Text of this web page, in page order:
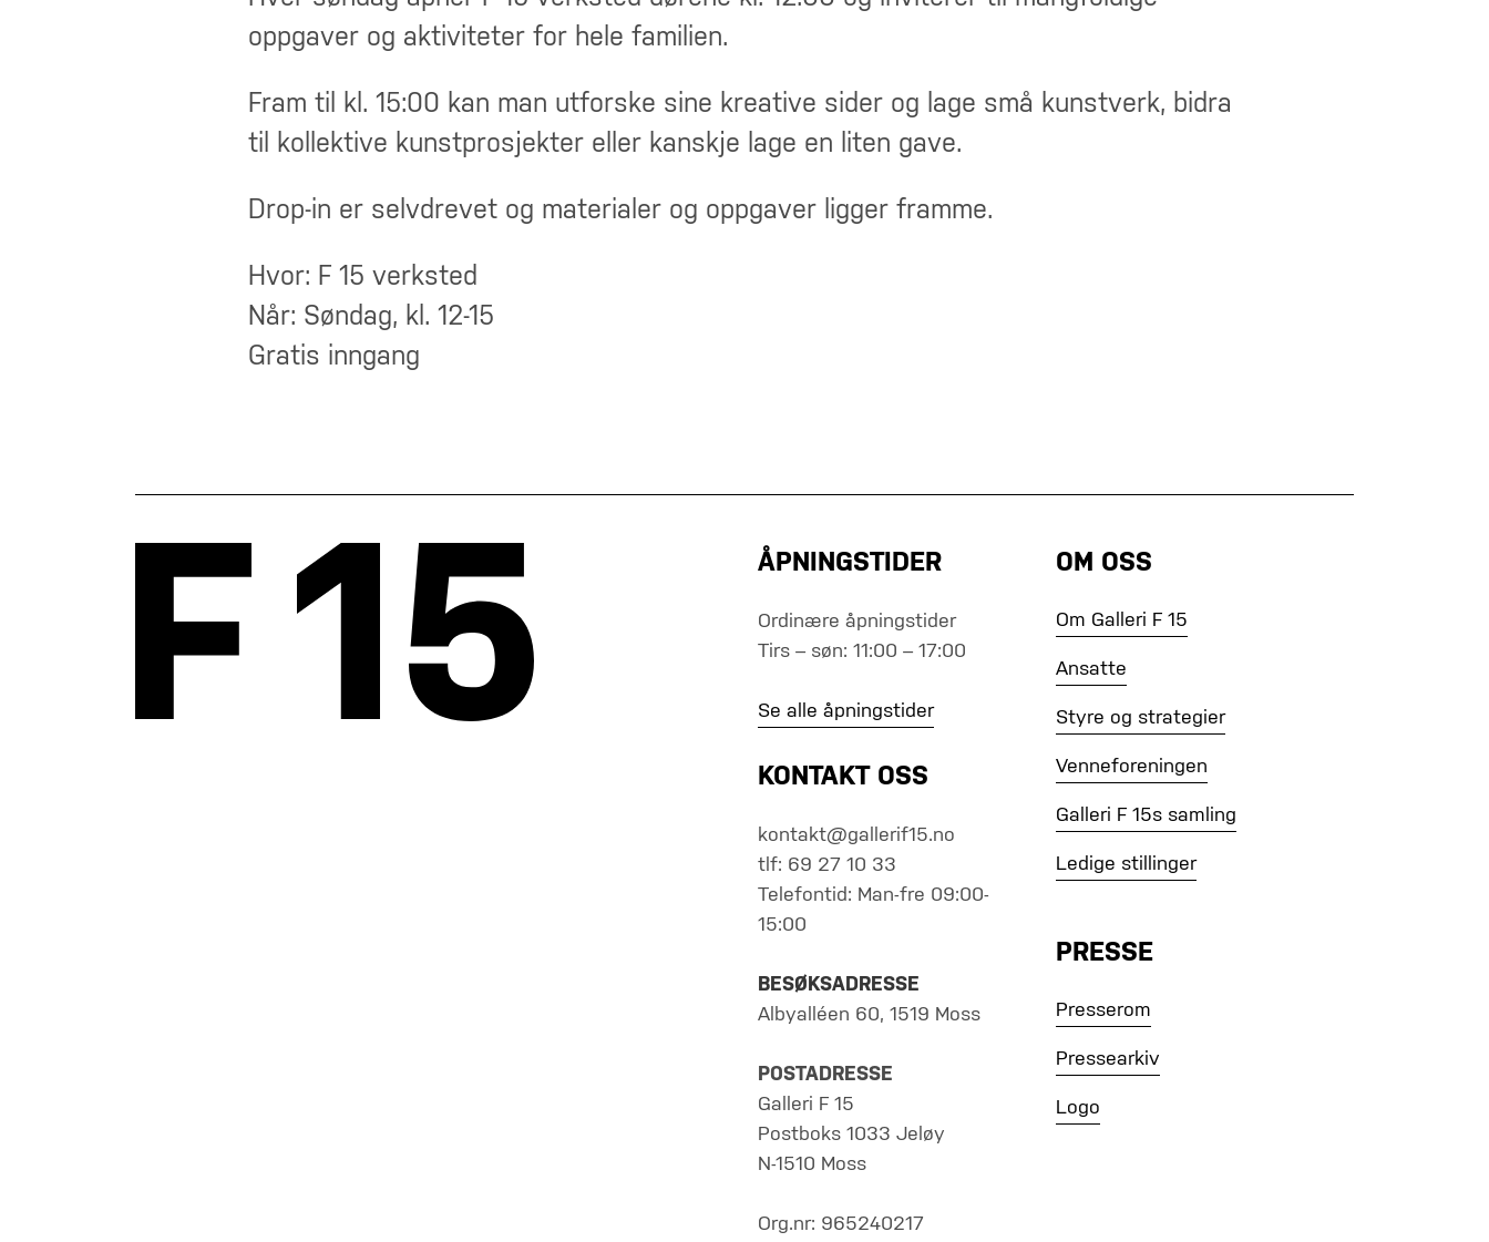
oppgaver og aktiviteter for hele familien.
Fram til kl. 15:00 kan man utforske sine kreative sider og lage små kunstverk, bidra
til kollektive kunstprosjekter eller kanskje lage en liten gave.
Drop-in er selvdrevet og materialer og oppgaver ligger framme.
Hvor: F 15 verksted
Når: Søndag, kl. 12-15
Gratis inngang
ÅPNINGSTIDER
Ordinære åpningstider
Tirs – søn: 11:00 – 17:00
Se alle åpningstider
KONTAKT OSS
kontakt@gallerif15.no
tlf: 69 27 10 33
Telefontid: Man-fre 09:00-
15:00
BESØKSADRESSE
Albyalléen 60, 1519 Moss
POSTADRESSE
Galleri F 15
Postboks 1033 Jeløy
N-1510 Moss
Org.nr: 965240217
OM OSS
Om Galleri F 15
Ansatte
Styre og strategier
Venneforeningen
Galleri F 15s samling
Ledige stillinger
PRESSE
Presserom
Pressearkiv
Logo